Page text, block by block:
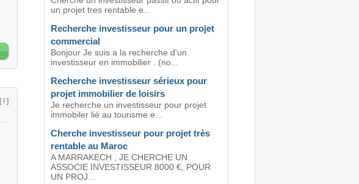
[ ! ]
un projet tres rentable e...
Recherche investisseur pour un projet
commercial
Bonjour Je suis a la recherche d'un
investisseur en immobilier . (no...
Recherche investisseur sérieux pour
projet immobilier de loisirs
Je recherche un investisseur pour projet
immobiler lié au tourisme e...
Cherche investisseur pour projet très
rentable au Maroc
A MARRAKECH , JE CHERCHE UN
ASSOCIE INVESTISSEUR 8000 €, POUR
UN PROJ...